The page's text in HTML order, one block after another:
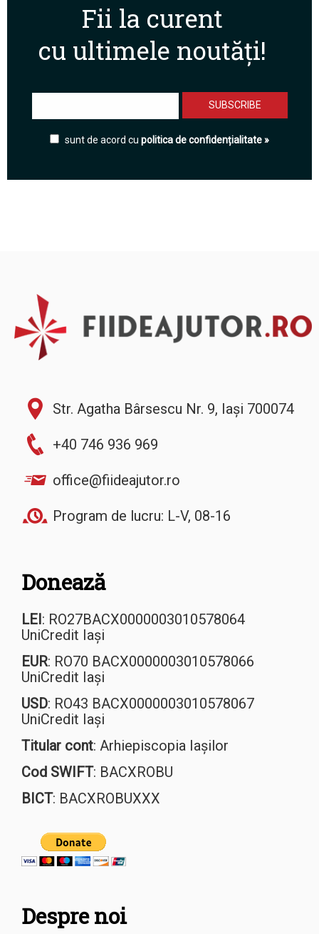
Fii la curent
cu ultimele noutăți!
sunt de acord cu politica de confidențialitate »
Str. Agatha Bârsescu Nr. 9, Iași 700074
+40 746 936 969
office@fiideajutor.ro
Program de lucru: L-V, 08-16
Donează
LEI: RO27BACX0000003010578064
UniCredit Iași
EUR: RO70 BACX0000003010578066
UniCredit Iași
USD: RO43 BACX0000003010578067
UniCredit Iași
Titular cont: Arhiepiscopia Iașilor
Cod SWIFT: BACXROBU
BICT: BACXROBUXXX
Despre noi